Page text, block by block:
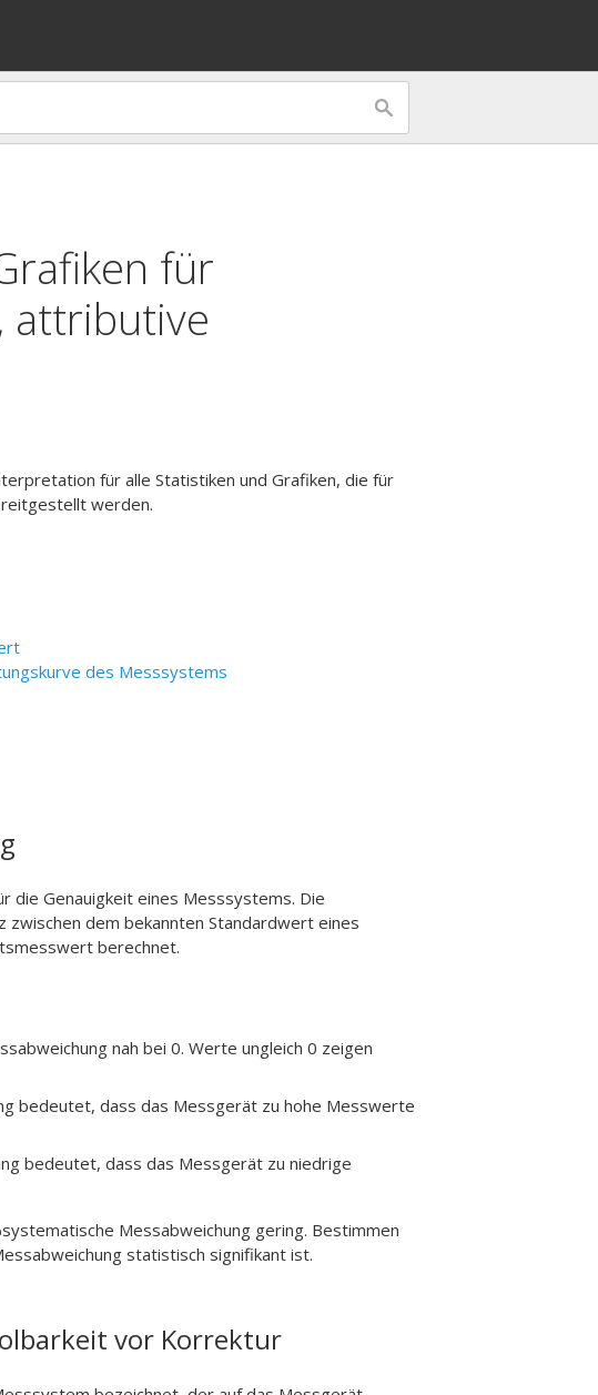
für
attributive
für alle Statistiken und Grafiken, die für
werden.
des Messsystems
die Genauigkeit eines Messsystems. Die
dem bekannten Standardwert eines
berechnet.
nah bei 0. Werte ungleich 0 zeigen
bedeutet, dass das Messgerät zu hohe Messwerte
bedeutet, dass das Messgerät zu niedrige
Messabweichung gering. Bestimmen
statistisch signifikant ist.
vor Korrektur